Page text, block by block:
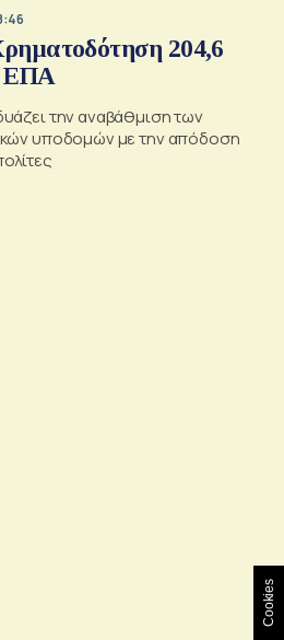
204,6
το ΕΠΑ
την αναβάθμιση των
υποδομών με την απόδοση
Cookies